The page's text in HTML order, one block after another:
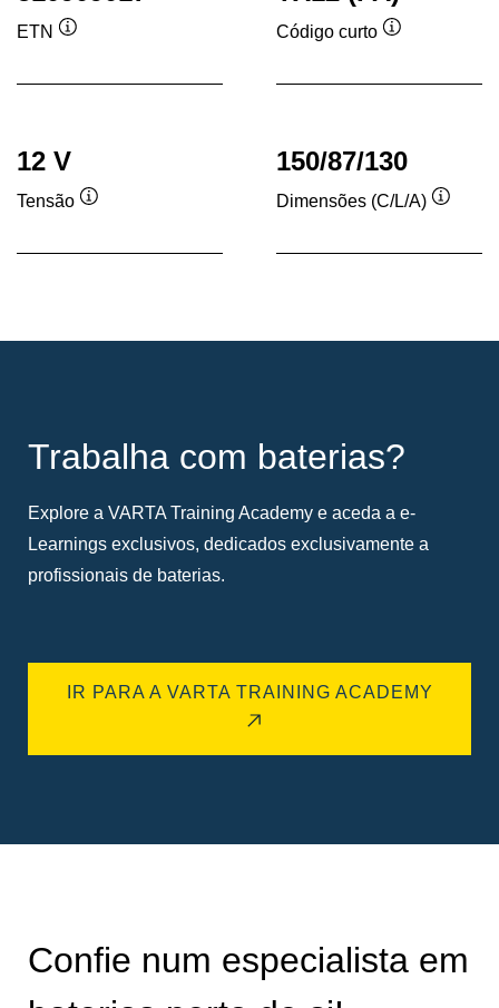
ETN
ferramenta
Código curto
ferramenta
12 V
Tensão
ferramenta
150/87/130
Dimensões (C/L/A)
Trabalha com baterias?
Explore a VARTA Training Academy e aceda a e-
Learnings exclusivos, dedicados exclusivamente a
profissionais de baterias.
IR PARA A VARTA TRAINING ACADEMY
Confie num especialista em